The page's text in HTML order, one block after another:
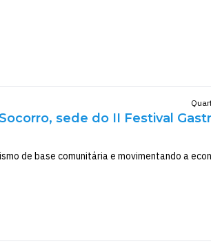
sede do II Festival
de base comunitária e movimentando a